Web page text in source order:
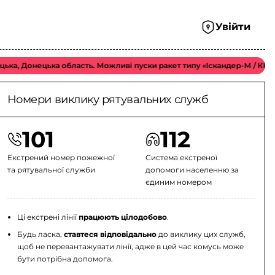
Увійти
область. Можливі пуски ракет типу «Іскандер-М / КН-23 / С-
Номери виклику рятувальних служб
101
Екстрений номер пожежної
та рятувальної служби
112
Система екстреної
допомоги населенню за
єдиним номером
Ці екстрені лінії працюють цілодобово.
Будь ласка, ставтеся відповідальнодо виклику цих служб,
щоб не перевантажувати лінії, адже в цей час комусь може
бути потрібна допомога.